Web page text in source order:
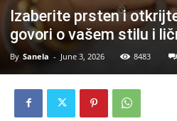
Izaberite prsten i
govori o vašem stilu i
By Sanela - June 3, 2026 8483